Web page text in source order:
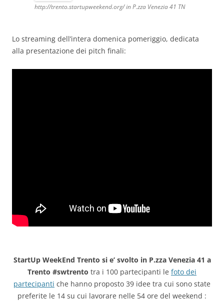
http://trento.startupweekend.org/ in P.zza Venezia 41 TN
Lo streaming dell’intera domenica pomeriggio, dedicata
alla presentazione dei pitch finali:
StartUp WeekEnd Trento si e’ svolto in P.zza Venezia 41 a
Trento #swtrento tra i 100 partecipanti le foto dei
partecipanti che hanno proposto 39 idee tra cui sono state
preferite le 14 su cui lavorare nelle 54 ore del weekend :